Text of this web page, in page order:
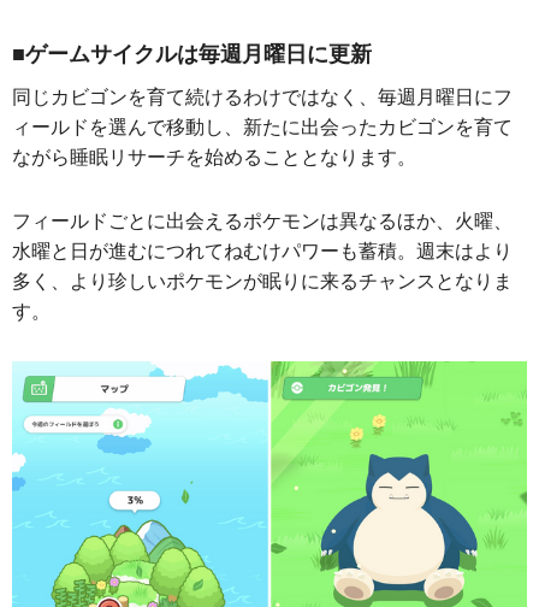
■ゲームサイクルは毎週月曜日に更新
同じカビゴンを育て続けるわけではなく、毎週月曜日にフ
ィールドを選んで移動し、新たに出会ったカビゴンを育て
ながら睡眠リサーチを始めることとなります。
フィールドごとに出会えるポケモンは異なるほか、火曜、
水曜と日が進むにつれてねむけパワーも蓄積。週末はより
多く、より珍しいポケモンが眠りに来るチャンスとなりま
す。